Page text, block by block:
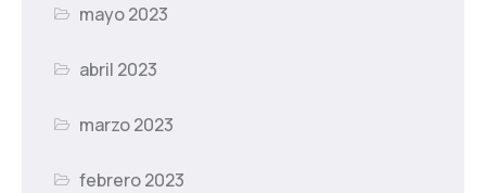
mayo 2023
abril 2023
marzo 2023
febrero 2023